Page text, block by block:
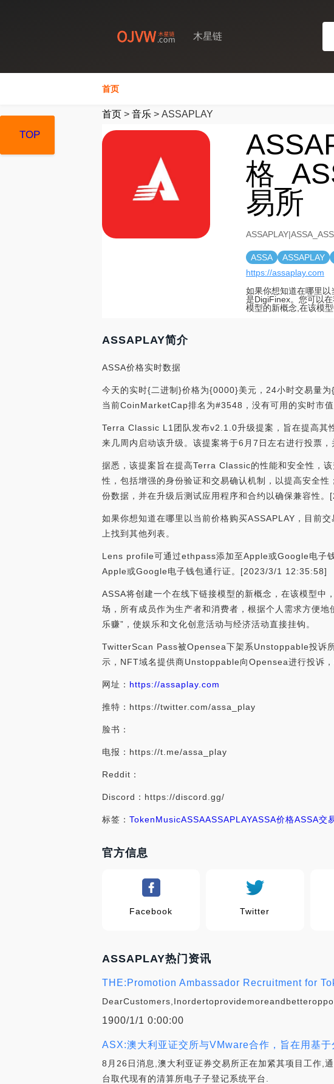
木星链
首页
首页 > 音乐 > ASSAPLAY
格
易所
ASSA ASSAPLAY
https://assaplay.com
如果你想知道在哪里以
是DigiFinex。您可以
模型的新概念,在该模
ASSAPLAY简介
ASSA价格实时数据
今天的实时{二进制}价格为{0000}美元，24小时交易量
当前CoinMarketCap排名为#3548，没有可用的实时市
Terra Classic L1团队发布v2.1.0升级提案，旨在提高其
来几周内启动该升级。该提案将于6月7日左右进行投票，
据悉，该提案旨在提高Terra Classic的性能和安全性，
性，包括增强的身份验证和交易确认机制，以提高安全
份数据，并在升级后测试应用程序和合约以确保兼容性
如果你想知道在哪里以当前价格购买ASSAPLAY，目前
上找到其他列表。
Lens profile可通过ethpass添加至Apple或Google电子
Apple或Google电子钱包通行证。[2023/3/1 12:35:58]
ASSA将创建一个在线下链接模型的新概念，在该模型中
场，所有成员作为生产者和消费者，根据个人需求方便
乐赚”，使娱乐和文化创意活动与经济活动直接挂钩。
TwitterScan Pass被Opensea下架系Unstoppable投诉
示，NFT域名提供商Unstoppable向Opensea进行投诉
网址： https://assaplay.com
推特：https://twitter.com/assa_play
脸书：
电报：https://t.me/assa_play
Reddit：
Discord：https://discord.gg/
标签： TokenMusicASSAASSAPLAYASSA价格ASSA交
官方信息
Facebook Twitter
ASSAPLAY热门资讯
THE:Promotion Ambassador Recruitment for
1900/1/1 0:00:00
ASX:澳大利亚证交所与VMware合作，旨在用基
8月26日消息,澳大利亚证券交易所正在加紧其项目工作,
台取代现有的清算所电子子登记系统平台.
TOP
TOP
TOP